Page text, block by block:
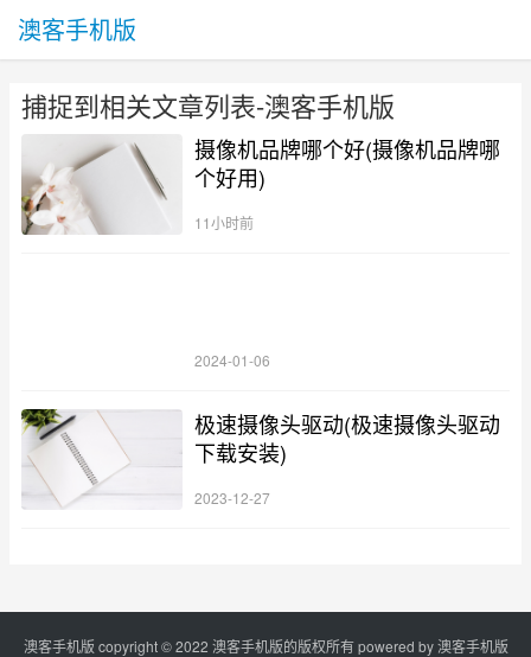
澳客手机版
捕捉到相关文章列表-澳客手机版
摄像机品牌哪个好(摄像机品牌哪
个好用)
11小时前
2024-01-06
极速摄像头驱动(极速摄像头驱动
下载安装)
2023-12-27
澳客手机版 copyright © 2022 澳客手机版的版权所有 powered by澳客手机版